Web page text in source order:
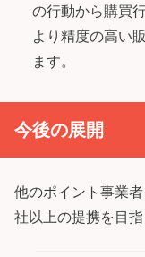
の行動から購買
より精度の高い
ます。
今後の展開
他のポイント事業
社以上の提携を目指